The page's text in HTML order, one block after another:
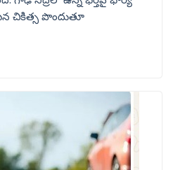
చికిత్స పొందుతూ